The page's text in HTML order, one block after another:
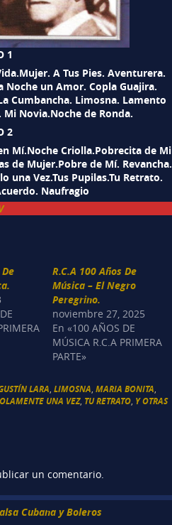
1
A Tus Pies. Aventurera.
Noche un Amor. Copla Guajira.
Cumbancha. Limosna. Lamento
Novia.Noche de Ronda.
2
Mí.Noche Criolla.Pobrecita de Mi
de Mujer.Pobre de Mí. Revancha.
una Vez.Tus Pupilas.Tu Retrato.
Naufragio
R.C.A 100 Años De
Música – El Negro
Peregrino.
noviembre 27, 2025
En «100 AÑOS DE
MÚSICA R.C.A PRIMERA
PARTE»
LARA ,LIMOSNA ,MARIA BONITA
UNA VEZ, TU RETRATO Y OTRAS
un comentario.
Cubana y Boleros